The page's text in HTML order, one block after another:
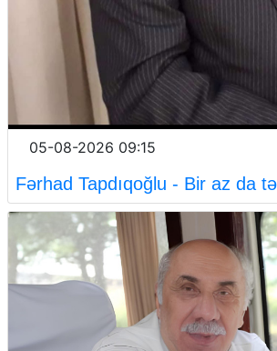
05-08-2026 09:15
Fərhad Tapdıqoğlu - Bir az da